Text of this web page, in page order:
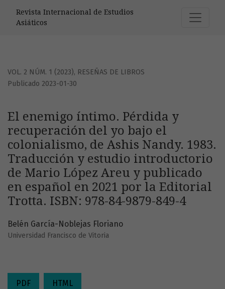
Revista Internacional de Estudios
Asiáticos
VOL. 2 NÚM. 1 (2023), RESEÑAS DE LIBROS
El enemigo íntimo. Pérdida y
recuperación del yo bajo el
colonialismo, de Ashis Nandy. 1983.
Traducción y estudio introductorio
de Mario López Areu y publicado
en español en 2021 por la Editorial
Trotta. ISBN: 978-84-9879-849-4
Publicado 2023-01-30
Belén García-Noblejas Floriano
Universidad Francisco de Vitoria
PDF HTML